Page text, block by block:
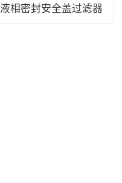
液相密封安全盖过滤器